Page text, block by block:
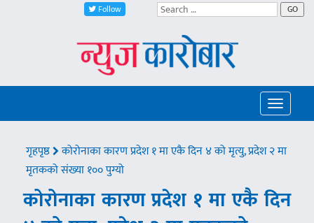
Follow GO
Toggle
गृहपृष्ठ
कोरोनाका कारण प्रदेश १ मा एकै दिन ४ को मृत्यु, प्रदेश २ मा
मृतकको संख्या १०० पुग्यो
कोरोनाका कारण प्रदेश १ मा एकै दिन